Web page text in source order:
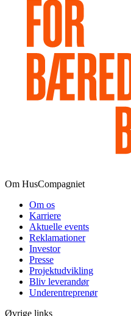
Om HusCompagniet
Om os
Karriere
Aktuelle events
Reklamationer
Investor
Presse
Projektudvikling
Bliv leverandør
Underentreprenør
Øvrige links